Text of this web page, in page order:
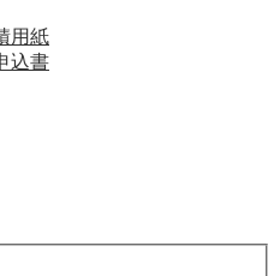
用紙
込書